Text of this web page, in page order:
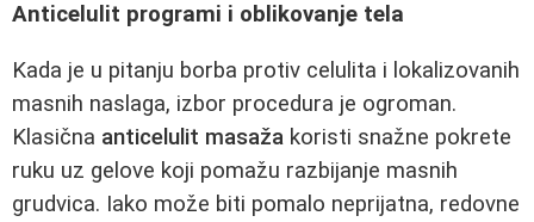
Anticelulit programi i oblikovanje tela
Kada je u pitanju borba protiv celulita i lokalizovanih
masnih naslaga, izbor procedura je ogroman.
Klasična anticelulit masaža koristi snažne pokrete
ruku uz gelove koji pomažu razbijanje masnih
grudvica. Iako može biti pomalo neprijatna, redovne